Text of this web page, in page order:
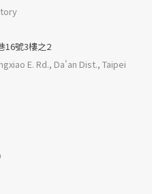
16號3樓之2
E. Rd., Da'an Dist., Taipei